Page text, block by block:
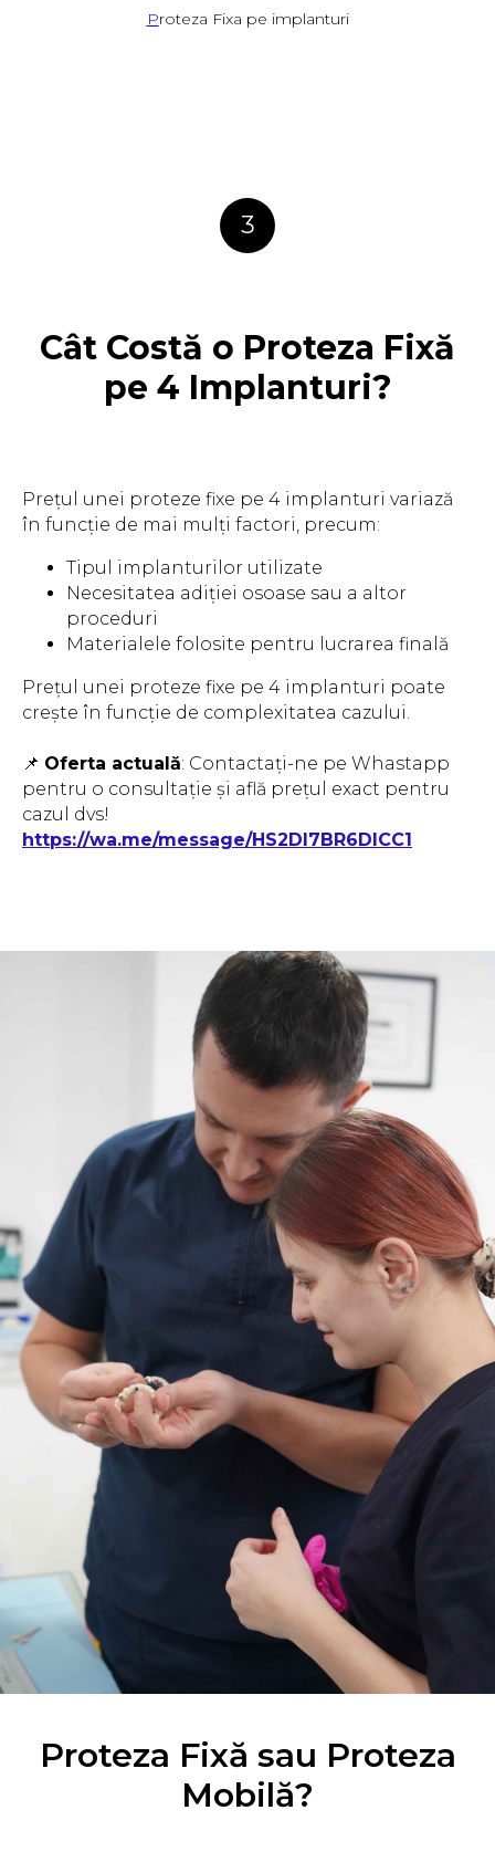
Proteza Fixa pe implanturi
3
Cât Costă o Proteza Fixă
pe 4 Implanturi?
Prețul unei proteze fixe pe 4 implanturi variază
în funcție de mai mulți factori, precum:
Tipul implanturilor utilizate
Necesitatea adiției osoase sau a altor
proceduri
Materialele folosite pentru lucrarea finală
Prețul unei proteze fixe pe 4 implanturi poate
crește în funcție de complexitatea cazului.
📌 Oferta actuală: Contactați-ne pe Whastapp
pentru o consultație și află prețul exact pentru
cazul dvs!
https://wa.me/message/HS2DI7BR6DICC1
Proteza Fixă sau Proteza
Mobilă?